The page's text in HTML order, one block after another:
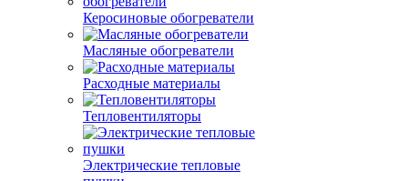
Керосиновые обогреватели
Масляные обогреватели
Расходные материалы
Тепловентиляторы
Электрические тепловые